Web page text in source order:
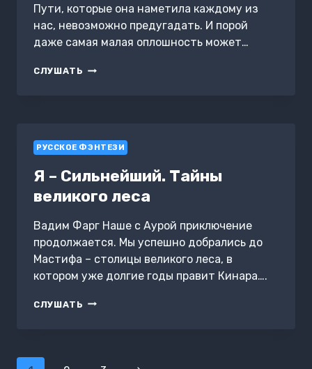
2
Пути, которые она наметила каждому из
нас, невозможно предугадать. И порой
даже самая малая оплошность может…
СЛУШАТЬ СУДЬБЫ
РУССКОЕ ФЭНТЕЗИ
Я – Сильнейший. Тайны
великого леса
Вадим Фарг Наше с Аурой приключение
продолжается. Мы успешно добрались до
Мастифа – столицы великого леса, в
котором уже долгие годы правит Кинара….
СЛУШАТЬ Я